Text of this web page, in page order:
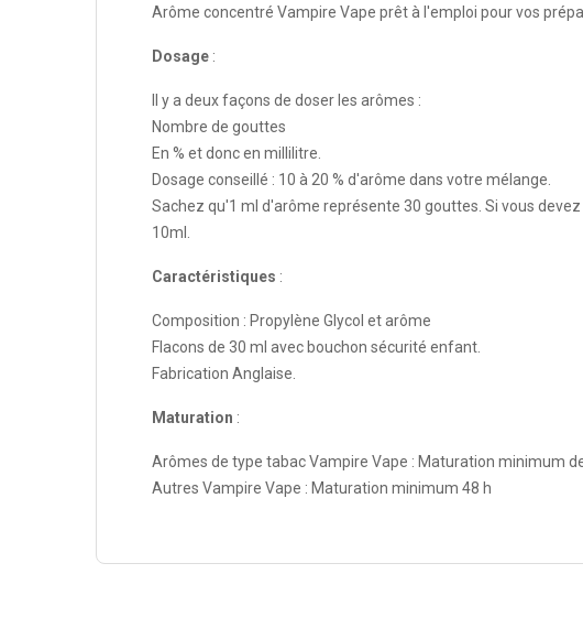
Arôme concentré Vampire Vape prêt à l'emploi pour vos
Dosage :
Il y a deux façons de doser les arômes :
Nombre de gouttes
En % et donc en millilitre.
Dosage conseillé : 10 à 20 % d'arôme dans votre mélange.
Sachez qu'1 ml d'arôme représente 30 gouttes. Si vous
10ml.
Caractéristiques :
Composition : Propylène Glycol et arôme
Flacons de 30 ml avec bouchon sécurité enfant.
Fabrication Anglaise.
Maturation :
Arômes de type tabac Vampire Vape : Maturation minimum
Autres Vampire Vape : Maturation minimum 48 h